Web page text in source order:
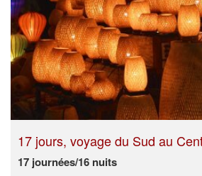
17 jours, voyage du Sud au
17 journées/16 nuits